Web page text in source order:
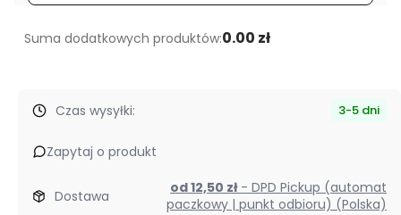
EL
Range
Suma dodatkowych produktów:0.00 zł
Czas wysyłki: 3-5 dni
Zapytaj o produkt
Dostawa od 12,50 zł - DPD Pickup (automat
paczkowy | punkt odbioru) (Polska)